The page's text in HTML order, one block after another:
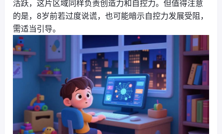
活跃，这片区域同样负责创造力和自控力。但值得注意
的是，8岁前若过度说谎，也可能暗示自控力发展受阻，
需适当引导。